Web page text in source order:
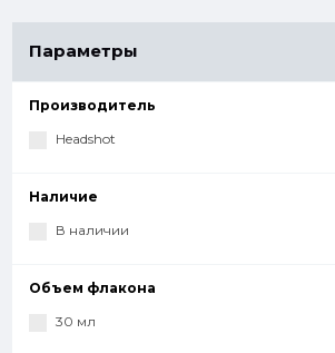
Параметры
Производитель
Headshot
Наличие
В наличии
Объем флакона
30 мл